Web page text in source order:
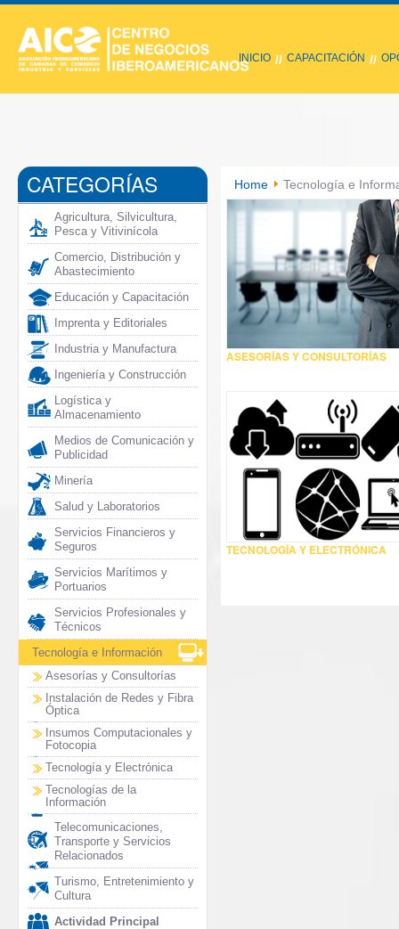
INICIO // CAPACITACIÓN //
CATEGORÍAS
Agricultura, Silvicultura,
Pesca y Vitivinícola
Comercio, Distribución y
Abastecimiento
Educación y Capacitación
Imprenta y Editoriales
Industria y Manufactura
Ingeniería y Construcción
Logística y
Almacenamiento
Medios de Comunicación y
Publicidad
Minería
Salud y Laboratorios
Servicios Financieros y
Seguros
Servicios Marítimos y
Portuarios
Servicios Profesionales y
Técnicos
Tecnología e Información
Asesorías y Consultorías
Instalación de Redes y Fibra
Óptica
Insumos Computacionales y
Fotocopia
Tecnología y Electrónica
Tecnologías de la
Información
Telecomunicaciones,
Transporte y Servicios
Relacionados
Turismo, Entretenimiento y
Cultura
Actividad Principal
Home Tecnología e
ASESORÍAS Y CONSULTORÍAS
TECNOLOGÍA Y ELECTRÓNICA